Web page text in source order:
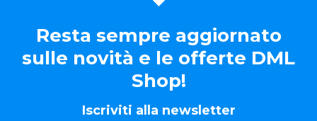
Resta sempre aggiornato
sulle novità e le offerte DML
Shop!
Iscriviti alla newsletter